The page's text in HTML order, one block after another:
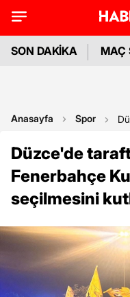
SON DAKİKA MAÇ
Anasayfa Spor
Düzce'de
Fenerbahçe
seçilmesini